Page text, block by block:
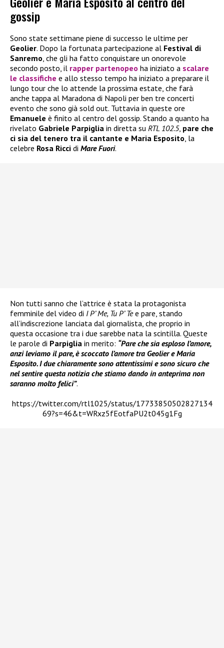
gossip
Sono state settimane piene di successo le ultime per
Geolier. Dopo la fortunata partecipazione al Festival di
Sanremo, che gli ha fatto conquistare un onorevole
secondo posto, il rapper partenopeo ha iniziato a scalare
le classifiche e allo stesso tempo ha iniziato a preparare il
lungo tour che lo attende la prossima estate, che farà
anche tappa al Maradona di Napoli per ben tre concerti
evento che sono già sold out. Tuttavia in queste ore
Emanuele è finito al centro del gossip. Stando a quanto ha
rivelato Gabriele Parpiglia in diretta su RTL 102.5, pare che
ci sia del tenero tra il cantante e Maria Esposito, la
celebre Rosa Ricci di Mare Fuori.
Non tutti sanno che l’attrice è stata la protagonista
femminile del video di I P’ Me, Tu P’ Tee pare, stando
all’indiscrezione lanciata dal giornalista, che proprio in
questa occasione tra i due sarebbe nata la scintilla. Queste
le parole di Parpiglia in merito: “Pare che sia esploso l’amore,
anzi leviamo il pare, è scoccato l’amore tra Geolier e Maria
Esposito. I due chiaramente sono attentissimi e sono sicuro che
nel sentire questa notizia che stiamo dando in anteprima non
saranno molto felici”.
https://twitter.com/rtl1025/status/17733850502827134
69?s=46&t=WRxz5fEotfaPU2t045g1Fg